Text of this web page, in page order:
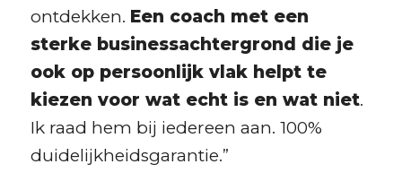
ontdekken. Een coach met een
sterke businessachtergrond die je
ook op persoonlijk vlak helpt te
kiezen voor wat echt is en wat niet.
Ik raad hem bij iedereen aan. 100%
duidelijkheidsgarantie.”